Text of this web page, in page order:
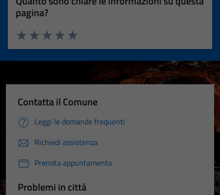
pagina?
Valuta 5 stelle su 5
Valuta 4 stelle su 5
Valuta 3 stelle su 5
Valuta 2 stelle su 5
Valuta 1 stelle su 5
Contatta il Comune
Leggi le domande frequenti
Richiedi assistenza
Prenota appuntamento
Problemi in città